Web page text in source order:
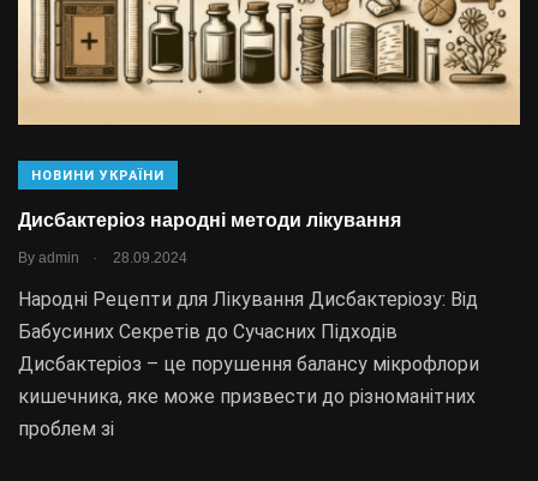
НОВИНИ УКРАЇНИ
Дисбактеріоз народні методи лікування
By admin . 28.09.2024
Народні Рецепти для Лікування Дисбактеріозу: Від
Бабусиних Секретів до Сучасних Підходів
Дисбактеріоз – це порушення балансу мікрофлори
кишечника, яке може призвести до різноманітних
проблем зі